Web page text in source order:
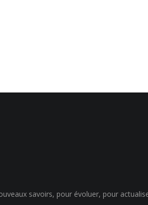
savoirs, pour évoluer, pour